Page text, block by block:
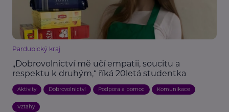
Pardubický kraj
„Dobrovolnictví mě učí empatii, soucitu a
respektu k druhým,“ říká 20letá studentka
Aktivity Dobrovolnictví Podpora a pomoc Komunikace
Vztahy